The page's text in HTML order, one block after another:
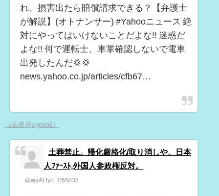
れ、損害出たら賠償請求できる？【弁護士
が解説】(オトナンサー) #Yahooニュース 絶
対にやってはいけないことだよな!! 迷惑だ
よな!! 何で運転士、車掌確認しないで電車
出発したんだ💢💢
news.yahoo.co.jp/articles/cfb67…
（出典 @cgmio6）
土葬禁止。帰化厳格化/取り消しや。日本
人ﾌｧｰｽﾄ,外国人参政権反対。
@wgALlycL7I55035